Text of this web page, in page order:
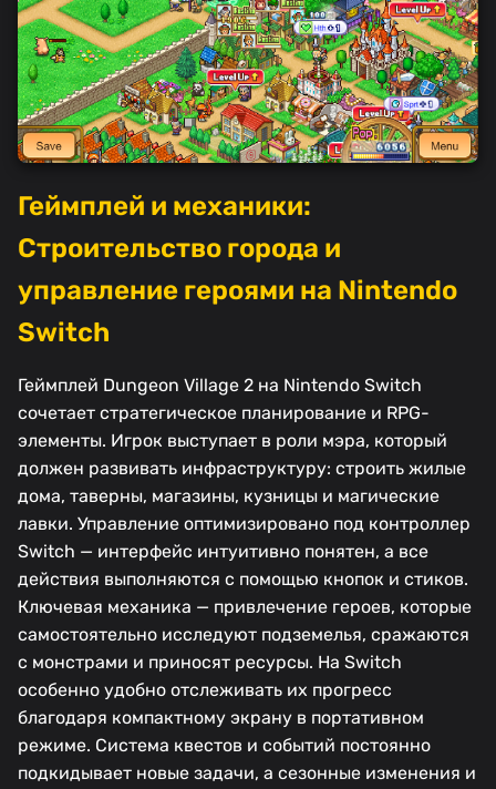
Геймплей и механики:
Строительство города и
управление героями на Nintendo
Switch
Геймплей Dungeon Village 2 на Nintendo Switch
сочетает стратегическое планирование и RPG-
элементы. Игрок выступает в роли мэра, который
должен развивать инфраструктуру: строить жилые
дома, таверны, магазины, кузницы и магические
лавки. Управление оптимизировано под контроллер
Switch — интерфейс интуитивно понятен, а все
действия выполняются с помощью кнопок и стиков.
Ключевая механика — привлечение героев, которые
самостоятельно исследуют подземелья, сражаются
с монстрами и приносят ресурсы. На Switch
особенно удобно отслеживать их прогресс
благодаря компактному экрану в портативном
режиме. Система квестов и событий постоянно
подкидывает новые задачи, а сезонные изменения и